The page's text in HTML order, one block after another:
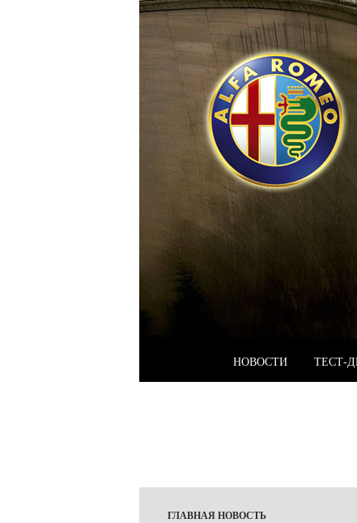
НОВОСТИ ТЕСТ-
ГЛАВНАЯ НОВОСТЬ